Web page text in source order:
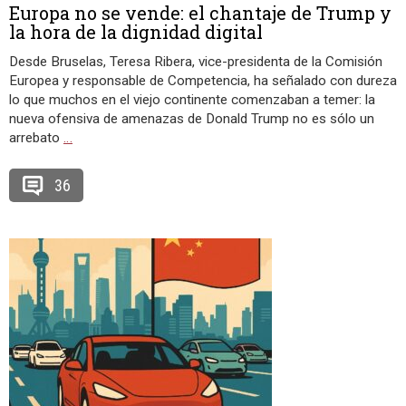
Europa no se vende: el chantaje de Trump y
la hora de la dignidad digital
Desde Bruselas, Teresa Ribera, vice-presidenta de la Comisión
Europea y responsable de Competencia, ha señalado con dureza
lo que muchos en el viejo continente comenzaban a temer: la
nueva ofensiva de amenazas de Donald Trump no es sólo un
arrebato …
36